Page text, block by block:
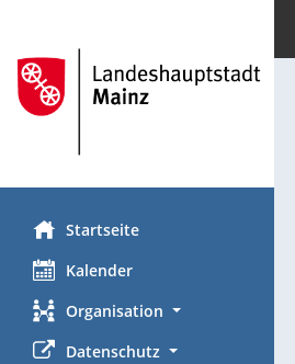
Startseite
Kalender
Organisation
Datenschutz